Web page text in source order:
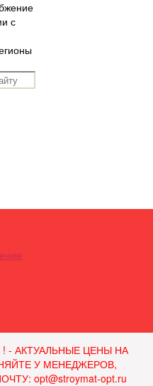
с
- АКТУАЛЬНЫЕ ЦЕНЫ НА
У МЕНЕДЖЕРОВ,
opt@stroymat-opt.ru